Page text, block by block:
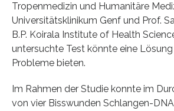
Tropenmedizin und Humanitäre
Universitätsklinikum Genf und Prof.
B.P. Koirala Institute of Health
untersuchte Test könnte eine
Probleme bieten.
Im Rahmen der Studie konnte im
von vier Bisswunden Schlangen-